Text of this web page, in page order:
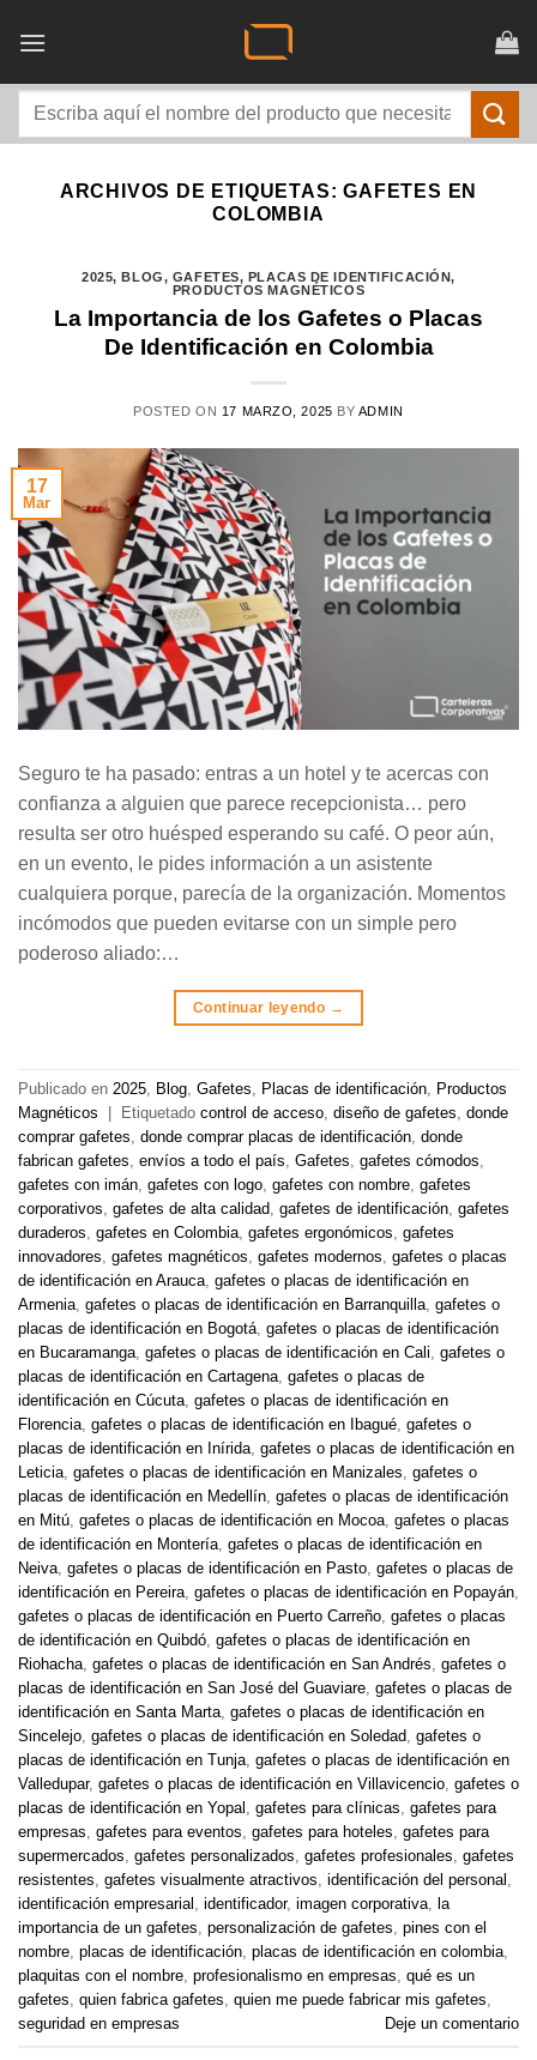
Buscar
ARCHIVOS DE ETIQUETAS:GAFETES EN
COLOMBIA
2025,BLOG, GAFETES, PLACAS DE IDENTIFICACIÓN,
PRODUCTOS MAGNÉTICOS
La Importancia de los Gafetes o Placas
De Identificación en Colombia
POSTED ON 17 MARZO, 2025 BY ADMIN
17
Mar
Seguro te ha pasado: entras a un hotel y te acercas con
confianza a alguien que parece recepcionista… pero
resulta ser otro huésped esperando su café. O peor aún,
en un evento, le pides información a un asistente
cualquiera porque, parecía de la organización. Momentos
incómodos que pueden evitarse con un simple pero
poderoso aliado:…
Continuar leyendo →
Publicado en 2025, Blog, Gafetes, Placas de identificación, Productos
Magnéticos
Etiquetado control de acceso, diseño de gafetes, donde
comprar gafetes, donde comprar placas de identificación, donde
fabrican gafetes, envíos a todo el país, Gafetes, gafetes cómodos,
gafetes con imán, gafetes con logo, gafetes con nombre, gafetes
corporativos, gafetes de alta calidad, gafetes de identificación, gafetes
duraderos, gafetes en Colombia, gafetes ergonómicos, gafetes
innovadores, gafetes magnéticos, gafetes modernos, gafetes o placas
de identificación en Arauca, gafetes o placas de identificación en
Armenia, gafetes o placas de identificación en Barranquilla, gafetes o
placas de identificación en Bogotá, gafetes o placas de identificación
en Bucaramanga, gafetes o placas de identificación en Cali, gafetes o
placas de identificación en Cartagena, gafetes o placas de
identificación en Cúcuta, gafetes o placas de identificación en
Florencia, gafetes o placas de identificación en Ibagué, gafetes o
placas de identificación en Inírida, gafetes o placas de identificación en
Leticia, gafetes o placas de identificación en Manizales, gafetes o
placas de identificación en Medellín, gafetes o placas de identificación
en Mitú, gafetes o placas de identificación en Mocoa, gafetes o placas
de identificación en Montería, gafetes o placas de identificación en
Neiva, gafetes o placas de identificación en Pasto, gafetes o placas de
identificación en Pereira, gafetes o placas de identificación en Popayán,
gafetes o placas de identificación en Puerto Carreño, gafetes o placas
de identificación en Quibdó, gafetes o placas de identificación en
Riohacha, gafetes o placas de identificación en San Andrés, gafetes o
placas de identificación en San José del Guaviare, gafetes o placas de
identificación en Santa Marta, gafetes o placas de identificación en
Sincelejo, gafetes o placas de identificación en Soledad, gafetes o
placas de identificación en Tunja, gafetes o placas de identificación en
Valledupar, gafetes o placas de identificación en Villavicencio, gafetes o
placas de identificación en Yopal , gafetes para clínicas, gafetes para
empresas, gafetes para eventos, gafetes para hoteles, gafetes para
supermercados, gafetes personalizados, gafetes profesionales, gafetes
resistentes, gafetes visualmente atractivos, identificación del personal ,
identificación empresarial , identificador, imagen corporativa, la
importancia de un gafetes, personalización de gafetes, pines con el
nombre, placas de identificación, placas de identificación en colombia,
plaquitas con el nombre, profesionalismo en empresas, qué es un
gafetes, quien fabrica gafetes, quien me puede fabricar mis gafetes,
seguridad en empresas
Deje un comentario